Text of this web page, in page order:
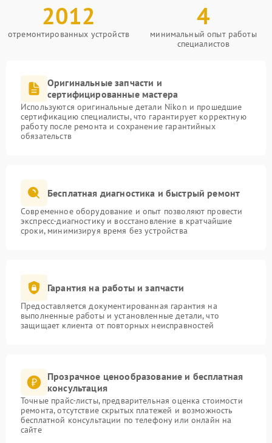
2012
отремонтированных устройств
4
минимальный опыт работы
специалистов
Оригинальные запчасти и
сертифицированные мастера
Используются оригинальные детали Nikon и прошедшие
сертификацию специалисты, что гарантирует корректную
работу после ремонта и сохранение гарантийных
обязательств
Бесплатная диагностика и быстрый ремонт
Современное оборудование и опыт позволяют провести
экспресс-диагностику и восстановление в кратчайшие
сроки, минимизируя время без устройства
Гарантия на работы и запчасти
Предоставляется документированная гарантия на
выполненные работы и установленные детали, что
защищает клиента от повторных неисправностей
Прозрачное ценообразование и бесплатная
консультация
Точные прайс-листы, предварительная оценка стоимости
ремонта, отсутствие скрытых платежей и возможность
бесплатной консультации по телефону или онлайн на
сайте